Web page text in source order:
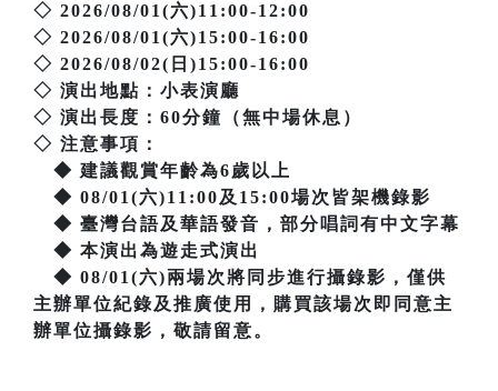
◇ 2026/08/01(六)11:00-12:00
◇ 2026/08/01(六)15:00-16:00
◇ 2026/08/02(日)15:00-16:00
◇ 演出地點：小表演廳
◇ 演出長度：60分鐘（無中場休息）
◇ 注意事項：
◆ 建議觀賞年齡為6歲以上
◆ 08/01(六)11:00及15:00場次皆架機錄影
◆ 臺灣台語及華語發音，部分唱詞有中文字幕
◆ 本演出為遊走式演出
◆ 08/01(六)兩場次將同步進行攝錄影，僅供
主辦單位紀錄及推廣使用，購買該場次即同意主
辦單位攝錄影，敬請留意。